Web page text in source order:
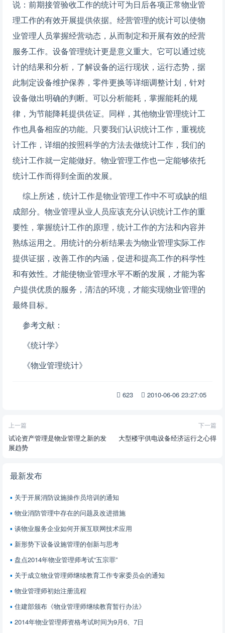
说：前期接管验收工作的统计可为日后各项正常物业管
理工作的有效开展提供依据。经营管理的统计可以使物
业管理人员掌握经营动态，从而制定和开展有效的经营
服务工作。设备管理统计更是意义重大。它可以通过统
计的结果和分析，了解设备的运行现状，运行态势，据
此制定设备维护保养，零件更换等详细调整计划，针对
设备做出明确的判断。可以分析能耗，掌握能耗的规
律，为节能降耗提供佐证。同样，其他物业管理统计工
作也具备相应的功能。只要我们认识统计工作，重视统
计工作，详细的按照科学的方法去做统计工作，我们的
统计工作就一定能做好。物业管理工作也一定能够依托
统计工作而得到全面的发展。
综上所述，统计工作是物业管理工作中不可或缺的组
成部分。物业管理从业人员应该充分认识统计工作的重
要性，掌握统计工作的原理，统计工作的方法和内容并
熟练运用之。用统计的分析结果去为物业管理实际工作
提供证据，改善工作的内涵，促进和提高工作的科学性
和有效性。才能使物业管理水平不断的发展，才能为客
户提供优质的服务，清洁的环境，才能实现物业管理的
最终目标。
参考文献：
《统计学》
《物业管理统计》
623 2010-06-06 23:27:05
上一篇
试论资产管理是物业管理之新的发
展趋势
下一篇
大型楼宇供电设备经济运行之心得
最新发布
关于开展消防设施操作员培训的通知
物业消防管理中存在的问题及改进措施
谈物业服务企业如何开展互联网技术应用
新形势下设备设施管理的创新与思考
盘点2014年物业管理师考试“五宗罪”
关于成立物业管理师继续教育工作专家委员会的通知
物业管理师初始注册流程
住建部颁布《物业管理师继续教育暂行办法》
2014年物业管理师资格考试时间为9月6、7日